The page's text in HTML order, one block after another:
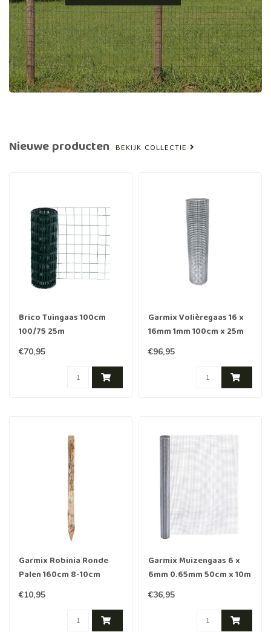
Nieuwe producten BEKIJK COLLECTIE
Brico Tuingaas 100cm
100/75 25m
€70,95
Garmix Volièregaas 16 x
16mm 1mm 100cm x 25m
gegalvaniseerd
€96,95
Garmix Robinia Ronde
Palen 160cm 8-10cm
€10,95
Garmix Muizengaas 6 x
6mm 0.65mm 50cm x 10m
verzinkt
€36,95